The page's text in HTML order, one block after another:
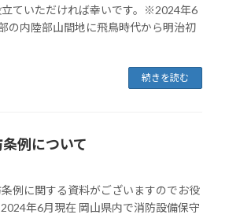
ていただければ幸いです。※2024年6
の内陸部山間地に飛鳥時代から明治初
続きを読む
例について
例に関する資料がございますのでお役
年6月現在 岡山県内で消防設備保守